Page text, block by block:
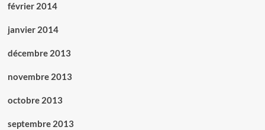
février 2014
janvier 2014
décembre 2013
novembre 2013
octobre 2013
septembre 2013